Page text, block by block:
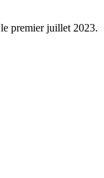
premier juillet 2023.